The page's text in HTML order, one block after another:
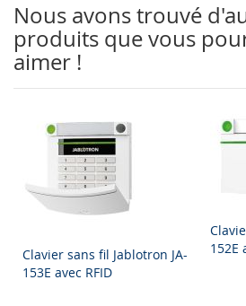
Nous avons trouvé
produits que vous
aimer !
Clavier sans fil Jablotron JA-
153E avec RFID
152E